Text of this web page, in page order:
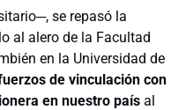
se repasó la
al alero de la Facultad
en la Universidad de
de vinculación con
en nuestro país al